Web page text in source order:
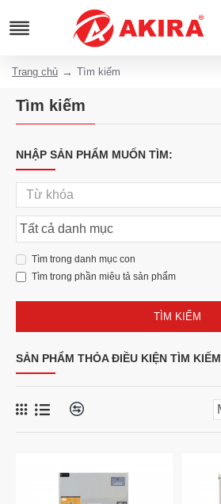
Trang chủ Tìm kiếm
Tìm kiếm
NHẬP SẢN PHẨM MUỐN TÌM:
Tìm trong danh mục con
Tìm trong phần miêu tả sản phẩm
TÌM KIẾM
SẢN PHẨM THỎA ĐIỀU KIỆN TÌM KIẾM